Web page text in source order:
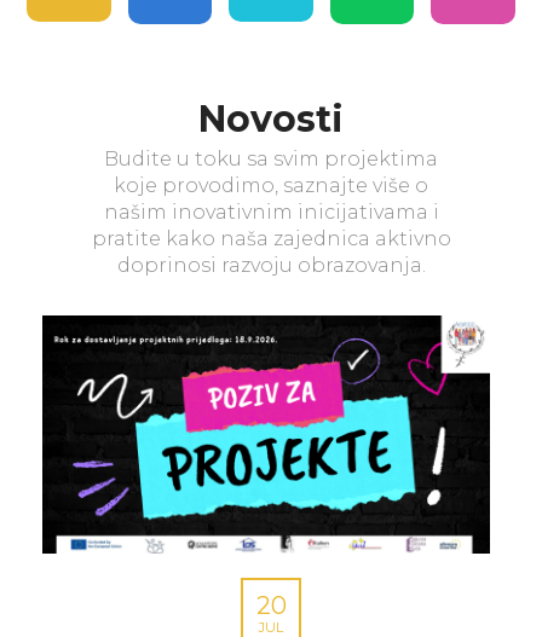
Novosti
Budite u toku sa svim projektima
koje provodimo, saznajte više o
našim inovativnim inicijativama i
pratite kako naša zajednica aktivno
doprinosi razvoju obrazovanja.
20
JUL